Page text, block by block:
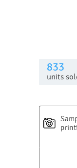
833
units